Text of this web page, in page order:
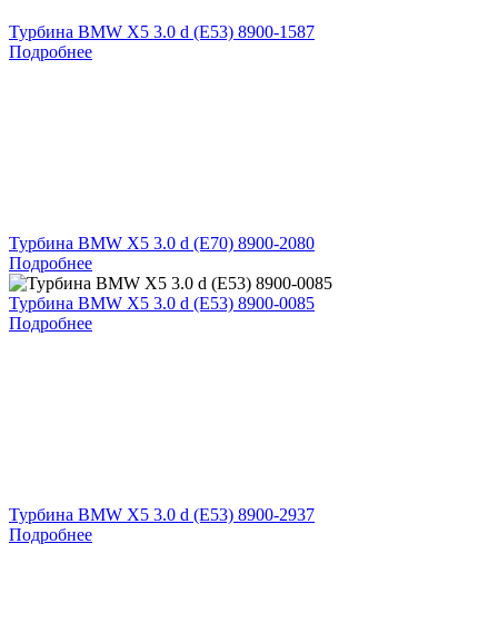
Турбина BMW X5 3.0 d (E53) 8900-1587
Подробнее
Турбина BMW X5 3.0 d (E70) 8900-2080
Подробнее
Турбина BMW X5 3.0 d (E53) 8900-0085
Подробнее
Турбина BMW X5 3.0 d (E53) 8900-2937
Подробнее